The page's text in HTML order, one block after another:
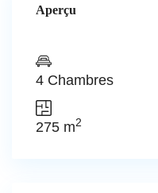
Aperçu
4 Chambres
275 m2